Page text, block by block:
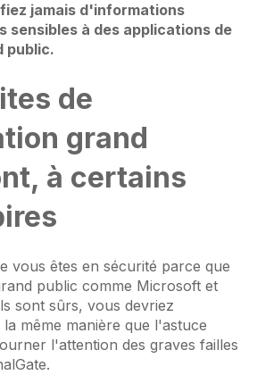
jamais d'informations
sensibles à des applications de
public.
de
grand
à certains
vous êtes en sécurité parce que
public comme Microsoft et
sont sûrs, vous devriez
même manière que l'astuce
l'attention des graves failles